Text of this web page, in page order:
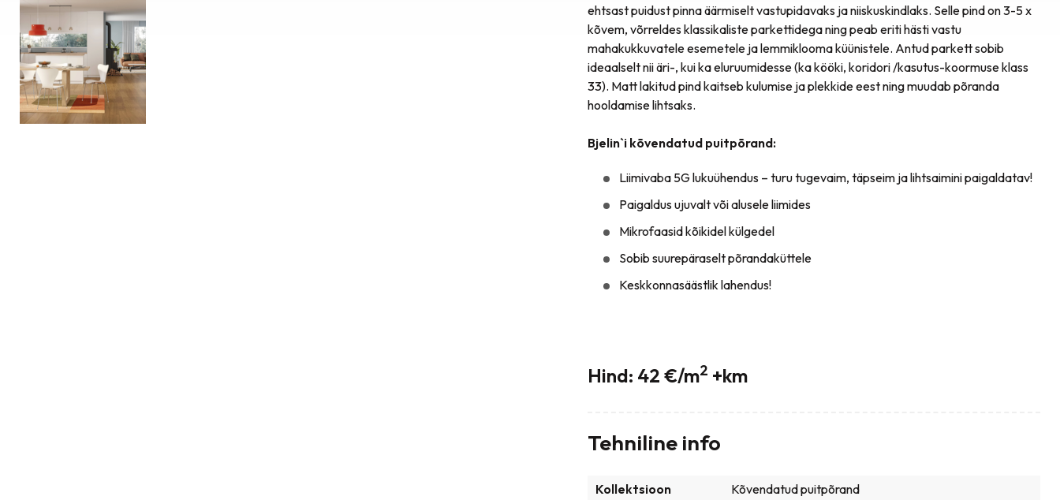
ehtsast puidust pinna äärmiselt vastupidavaks ja niiskuskindlaks. Selle pind on 3-5 x
kõvem, võrreldes klassikaliste parkettidega ning peab eriti hästi vastu
mahakukkuvatele esemetele ja lemmiklooma küünistele. Antud parkett sobib
ideaalselt nii äri-, kui ka eluruumidesse (ka kööki, koridori /kasutus-koormuse klass
33). Matt lakitud pind kaitseb kulumise ja plekkide eest ning muudab põranda
hooldamise lihtsaks.
Bjelin`i kõvendatud puitpõrand:
Liimivaba 5G lukuühendus – turu tugevaim, täpseim ja lihtsaimini paigaldatav!
Paigaldus ujuvalt või alusele liimides
Mikrofaasid kõikidel külgedel
Sobib suurepäraselt põrandaküttele
Keskkonnasäästlik lahendus!
Hind: 42 €/m2 +km
Tehniline info
Kollektsioon
Kõvendatud puitpõrand